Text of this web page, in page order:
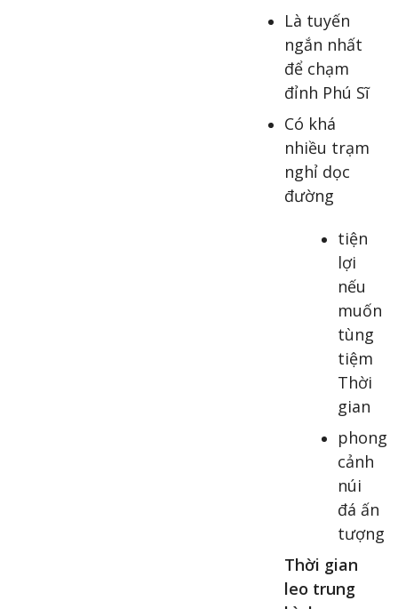
Là tuyến
ngắn nhất
để chạm
đỉnh Phú Sĩ
Có khá
nhiều trạm
nghỉ dọc
đường
tiện
lợi
nếu
muốn
tùng
tiệm
Thời
gian
phong
cảnh
núi
đá ấn
tượng
Thời gian
leo trung